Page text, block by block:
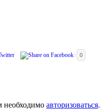
0
необходимо авторизоваться.